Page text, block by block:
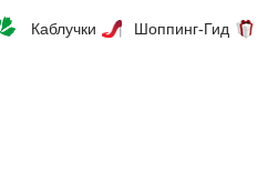
Каблучки Шоппинг-Гид